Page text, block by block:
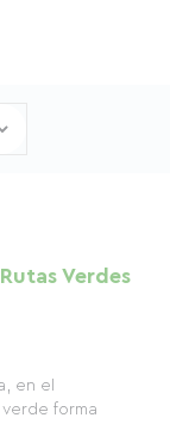
Verdes
en el
forma